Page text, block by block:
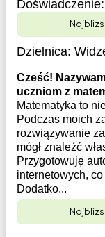
Doświadczenie:
Dzielnica:
Cześć!
uczniom z
Matematyka to
Podczas moich
rozwiązywanie
mógł znaleźć
Przygotowuję
internetowych,
Dodatko...